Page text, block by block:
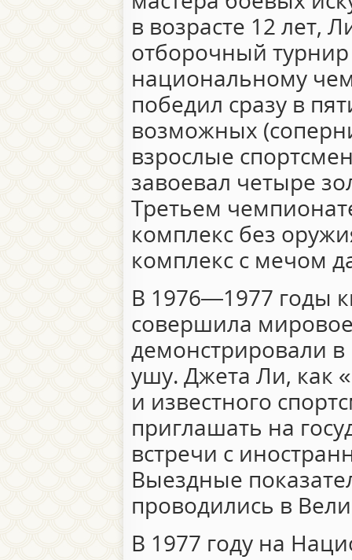
в возрасте 12 лет,
отборочный
национальному
победил сразу в
возможных
взрослые
завоевал четыре
Третьем
комплекс без
комплекс с мечом
В 1976—1977 годы
совершила
демонстрировали
ушу. Джета Ли, как
и известного
приглашать на
встречи с
Выездные
проводились в
В 1977 году на